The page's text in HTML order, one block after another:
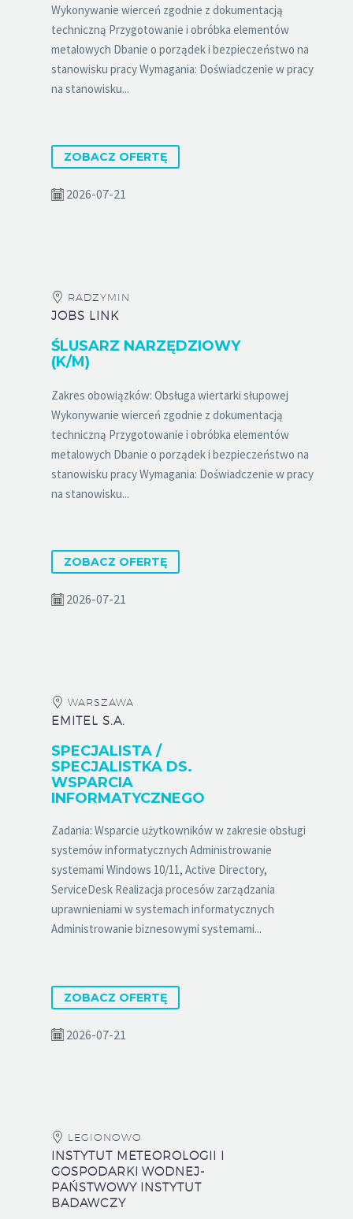
Wykonywanie wierceń zgodnie z dokumentacją
techniczną Przygotowanie i obróbka elementów
metalowych Dbanie o porządek i bezpieczeństwo na
stanowisku pracy Wymagania: Doświadczenie w pracy
na stanowisku...
ZOBACZ OFERTĘ
2026-07-21
RADZYMIN
JOBS LINK
ŚLUSARZ NARZĘDZIOWY
(K/M)
Zakres obowiązków: Obsługa wiertarki słupowej
Wykonywanie wierceń zgodnie z dokumentacją
techniczną Przygotowanie i obróbka elementów
metalowych Dbanie o porządek i bezpieczeństwo na
stanowisku pracy Wymagania: Doświadczenie w pracy
na stanowisku...
ZOBACZ OFERTĘ
2026-07-21
WARSZAWA
EMITEL S.A.
SPECJALISTA /
SPECJALISTKA DS.
WSPARCIA
INFORMATYCZNEGO
Zadania: Wsparcie użytkowników w zakresie obsługi
systemów informatycznych Administrowanie
systemami Windows 10/11, Active Directory,
ServiceDesk Realizacja procesów zarządzania
uprawnieniami w systemach informatycznych
Administrowanie biznesowymi systemami...
ZOBACZ OFERTĘ
2026-07-21
LEGIONOWO
INSTYTUT METEOROLOGII I
GOSPODARKI WODNEJ-
PAŃSTWOWY INSTYTUT
BADAWCZY